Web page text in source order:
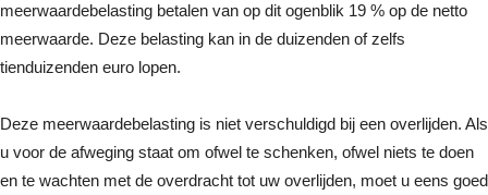
meerwaardebelasting betalen van op dit ogenblik 19 % op de netto
meerwaarde. Deze belasting kan in de duizenden of zelfs
tienduizenden euro lopen.
Deze meerwaardebelasting is niet verschuldigd bij een overlijden. Als
u voor de afweging staat om ofwel te schenken, ofwel niets te doen
en te wachten met de overdracht tot uw overlijden, moet u eens goed